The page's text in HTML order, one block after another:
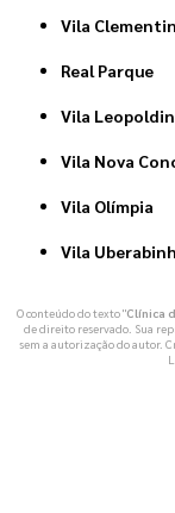
Vila
Real Parque
Vila
Vila Nova
Vila Olímpia
Vila
O conteúdo do texto "Clínica
de direito reservado. Sua
sem a autorização do autor.